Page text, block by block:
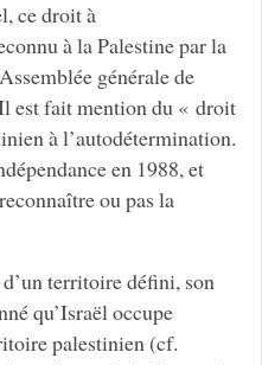
ce droit à
à la Palestine par la
générale de
est fait mention du « droit
à l’autodétermination.
en 1988, et
ou pas la
territoire défini, son
qu’Israël occupe
palestinien (cf.